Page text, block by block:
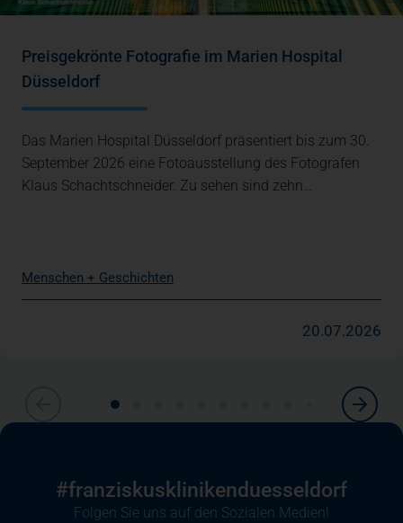
Preisgekrönte Fotografie im Marien Hospital
Düsseldorf
Das Marien Hospital Düsseldorf präsentiert bis zum 30.
September 2026 eine Fotoausstellung des Fotografen
Klaus Schachtschneider. Zu sehen sind zehn…
Menschen + Geschichten
20.07.2026
#franziskuskliniken­duesseldorf
Folgen Sie uns auf den Sozialen Medien!